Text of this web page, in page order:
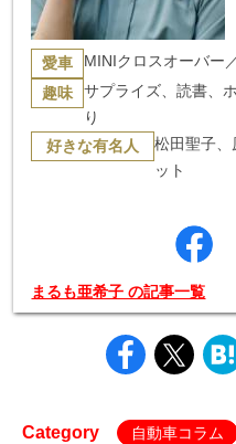
愛車 MINIクロスオーバー
趣味
サプライズ、読書、
り
好きな有名人
松田聖子、
ット
まるも亜希子 の記事一覧
Category 自動車コラム